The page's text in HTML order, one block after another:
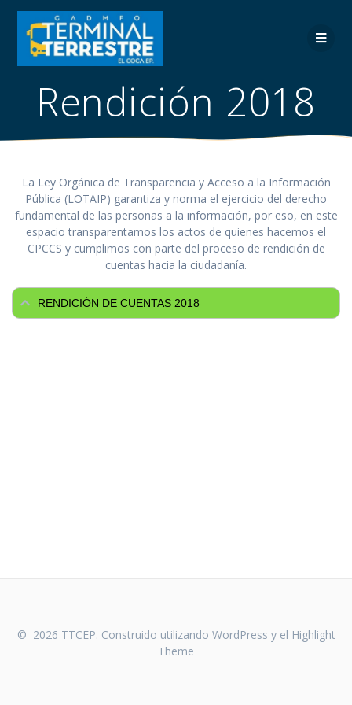
Rendición 2018
La Ley Orgánica de Transparencia y Acceso a la Información
Pública (LOTAIP) garantiza y norma el ejercicio del derecho
fundamental de las personas a la información, por eso, en este
espacio transparentamos los actos de quienes hacemos el
CPCCS y cumplimos con parte del proceso de rendición de
cuentas hacia la ciudadanía.
RENDICIÓN DE CUENTAS 2018
© 2026 TTCEP. Construido utilizando WordPress y el Highlight
Theme